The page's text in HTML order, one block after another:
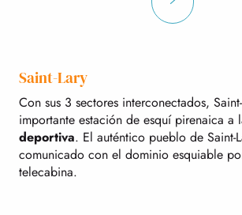
Saint-Lary
Con sus 3 sectores interconectados,
importante estación de esquí pirenaica a
deportiva. El auténtico pueblo de Saint-
comunicado con el dominio esquiable
telecabina.